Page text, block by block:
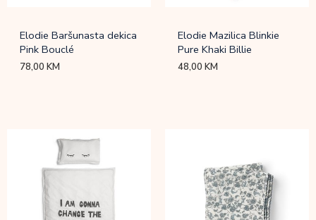
Elodie Baršunasta dekica
Pink Bouclé
78,00KM
Elodie Mazilica Blinkie
Pure Khaki Billie
48,00KM